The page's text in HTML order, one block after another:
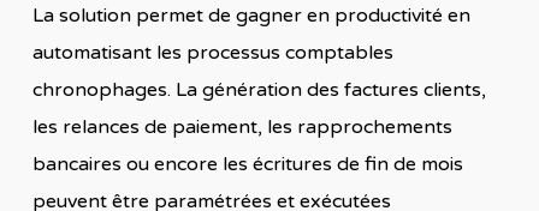
La solution permet de gagner en productivité en
automatisant les processus comptables
chronophages. La génération des factures clients,
les relances de paiement, les rapprochements
bancaires ou encore les écritures de fin de mois
peuvent être paramétrées et exécutées